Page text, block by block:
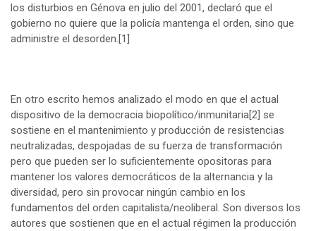
los disturbios en Génova en julio del 2001, declaró que el
gobierno no quiere que la policía mantenga el orden, sino que
administre el desorden.[1]
En otro escrito hemos analizado el modo en que el actual
dispositivo de la democracia biopolítico/inmunitaria[2] se
sostiene en el mantenimiento y producción de resistencias
neutralizadas, despojadas de su fuerza de transformación
pero que pueden ser lo suficientemente opositoras para
mantener los valores democráticos de la alternancia y la
diversidad, pero sin provocar ningún cambio en los
fundamentos del orden capitalista/neoliberal. Son diversos los
autores que sostienen que en el actual régimen la producción